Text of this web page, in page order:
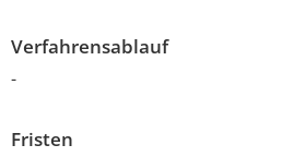
Verfahrensablauf
-
Fristen